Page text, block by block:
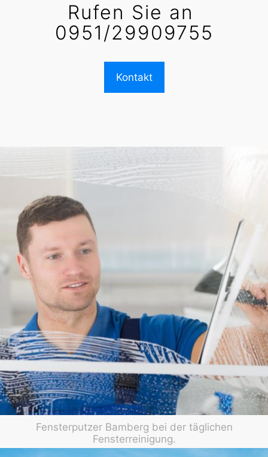
Rufen Sie an ​
0951/29909755
Kontakt
Fensterputzer Bamberg bei der täglichen
Fensterreinigung.